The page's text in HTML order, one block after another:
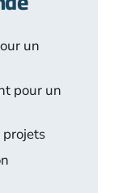
un
pour un